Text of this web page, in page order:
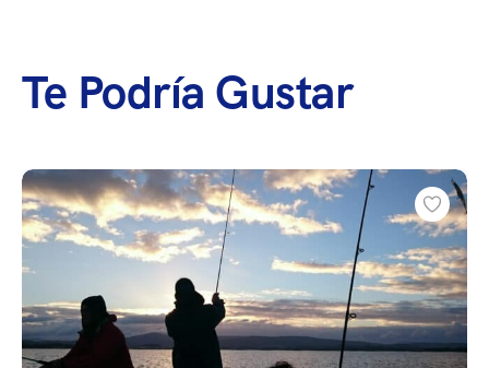
Te Podría Gustar